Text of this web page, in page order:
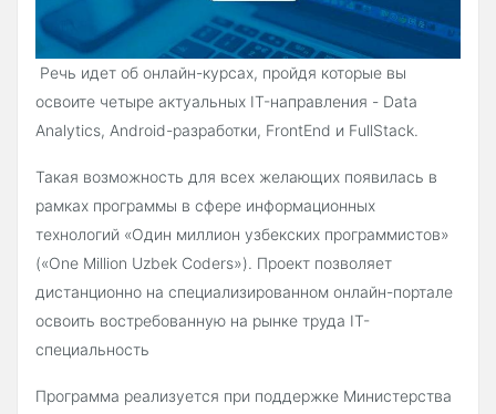
Речь идет об онлайн-курсах, пройдя которые вы
освоите четыре актуальных IT-направления - Data
Analytics, Android-разработки, FrontEnd и FullStack.
Такая возможность для всех желающих появилась в
рамках программы в сфере информационных
технологий «Один миллион узбекских программистов»
(«One Million Uzbek Coders»). Проект позволяет
дистанционно на специализированном онлайн-портале
освоить востребованную на рынке труда IT-
специальность
Программа реализуется при поддержке Министерства